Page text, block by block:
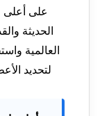
على أعلى
الحديثة
العالمية
لتحديد